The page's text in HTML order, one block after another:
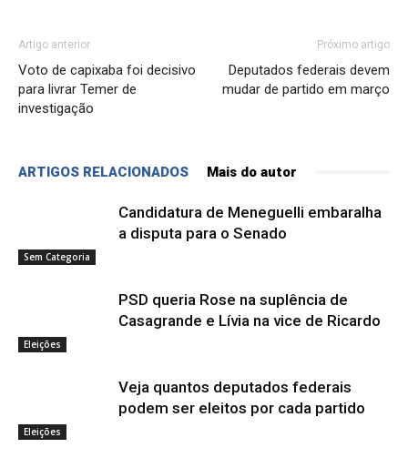
Artigo anterior
Voto de capixaba foi decisivo
para livrar Temer de
investigação
Próximo artigo
Deputados federais devem
mudar de partido em março
ARTIGOS RELACIONADOS Mais do autor
Sem Categoria
Candidatura de Meneguelli embaralha
a disputa para o Senado
Eleições
PSD queria Rose na suplência de
Casagrande e Lívia na vice de Ricardo
Eleições
Veja quantos deputados federais
podem ser eleitos por cada partido